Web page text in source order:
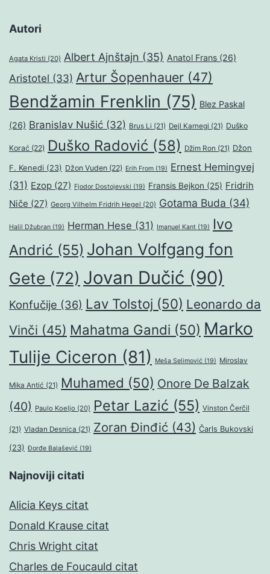
Autori
Agata Kristi (20) Albert Ajnštajn (35) Anatol Frans (26)
Aristotel (33) Artur Šopenhauer (47)
Bendžamin Frenklin (75) Blez Paskal
(26) Branislav Nušić (32) Brus Li (21) Dejl Karnegi (21) Duško
Korać (22) Duško Radović (58) Džim Ron (21) Džon
F. Kenedi (23) Džon Vuden (22) Erih From (19) Ernest Hemingvej
(31) Ezop (27) Fjodor Dostojevski (19) Fransis Bejkon (25) Fridrih
Niče (27) Georg Vilhelm Fridrih Hegel (20) Gotama Buda (34)
Halil Džubran (19) Herman Hese (31) Imanuel Kant (19)
Ivo
Andrić (55) Johan Volfgang fon
Gete (72) Jovan Dučić (90)
Konfučije (36) Lav Tolstoj (50) Leonardo da
Vinči (45) Mahatma Gandi (50) Marko
Tulije Ciceron (81) Meša Selimović (19) Miroslav
Mika Antić (21) Muhamed (50) Onore De Balzak
(40) Paulo Koeljo (20) Petar Lazić (55) Vinston Čerčil
(21) Vladan Desnica (21) Zoran Đinđić (43) Čarls Bukovski
(23) Đorđe Balašević (19)
Najnoviji citati
Alicia Keys citat
Donald Krause citat
Chris Wright citat
Charles de Foucauld citat